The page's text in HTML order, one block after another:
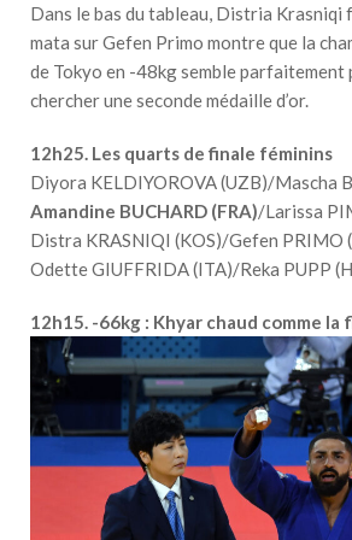
Dans le bas du tableau, Distria Krasniqi
mata sur Gefen Primo montre que la
de Tokyo en -48kg semble
chercher une seconde médaille d’or.
12h25. Les quarts de finale féminins
Diyora KELDIYOROVA (UZB)/Mascha
Amandine BUCHARD (FRA)/Larissa
Distra KRASNIQI (KOS)/Gefen PRIMO
Odette GIUFFRIDA (ITA)/Reka PUPP
12h15. -66kg : Khyar chaud comme la